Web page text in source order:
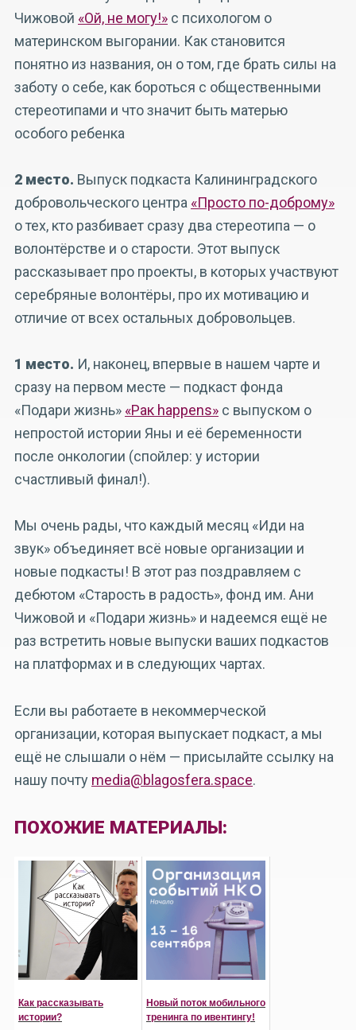
Чижовой «Ой, не могу!» с психологом о
материнском выгорании. Как становится
понятно из названия, он о том, где брать силы на
заботу о себе, как бороться с общественными
стереотипами и что значит быть матерью
особого ребенка
2 место. Выпуск подкаста Калининградского
добровольческого центра «Просто по-доброму»
о тех, кто разбивает сразу два стереотипа — о
волонтёрстве и о старости. Этот выпуск
рассказывает про проекты, в которых участвуют
серебряные волонтёры, про их мотивацию и
отличие от всех остальных добровольцев.
1 место. И, наконец, впервые в нашем чарте и
сразу на первом месте — подкаст фонда
«Подари жизнь» «Рак happens» с выпуском о
непростой истории Яны и её беременности
после онкологии (спойлер: у истории
счастливый финал!).
Мы очень рады, что каждый месяц «Иди на
звук» объединяет всё новые организации и
новые подкасты! В этот раз поздравляем с
дебютом «Старость в радость», фонд им. Ани
Чижовой и «Подари жизнь» и надеемся ещё не
раз встретить новые выпуски ваших подкастов
на платформах и в следующих чартах.
Если вы работаете в некоммерческой
организации, которая выпускает подкаст, а мы
ещё не слышали о нём — присылайте ссылку на
нашу почту media@blagosfera.space.
ПОХОЖИЕ МАТЕРИАЛЫ:
Как рассказывать
истории?
Новый поток мобильного
тренинга по ивентингу!